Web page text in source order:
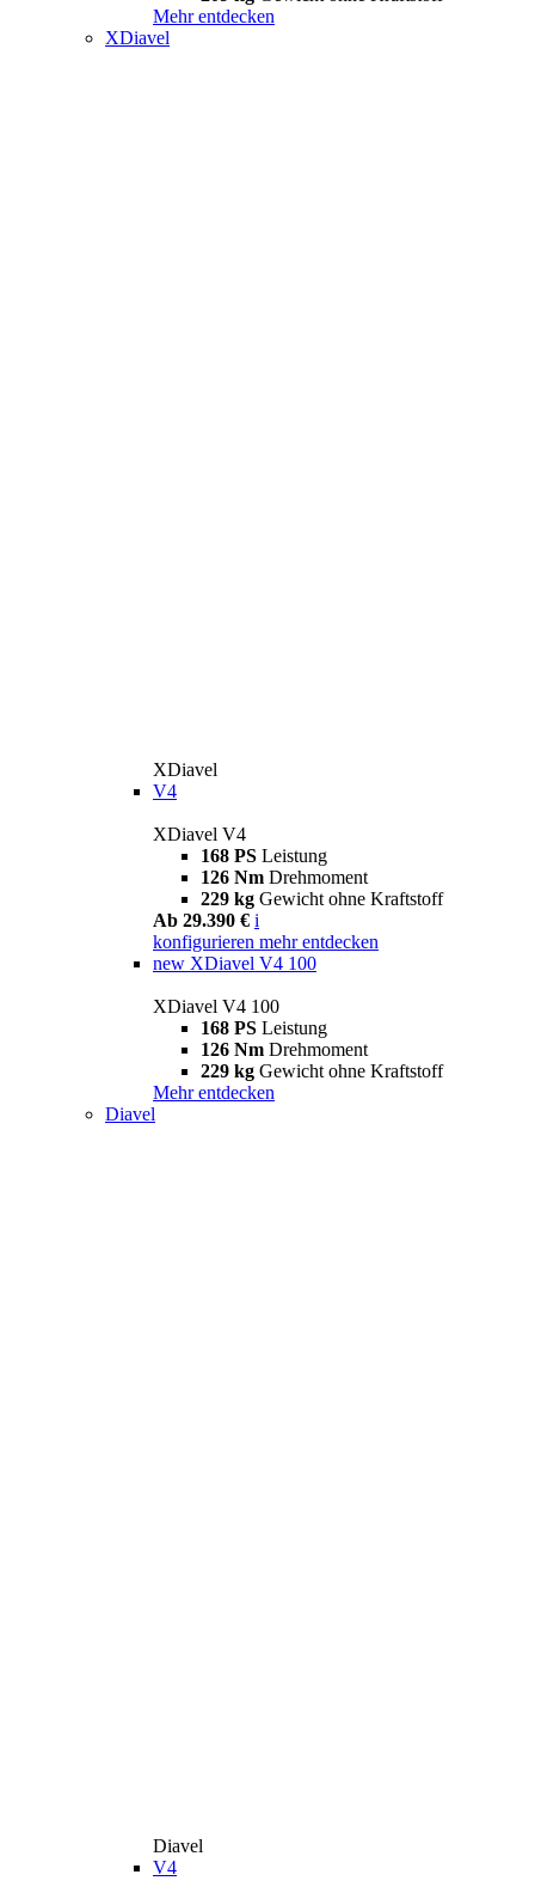
Mehr entdecken
XDiavel
XDiavel
V4
XDiavel V4
168 PS Leistung
126 Nm Drehmoment
229 kg Gewicht ohne Kraftstoff
Ab 29.390 € i
konfigurieren mehr entdecken
new XDiavel V4 100
XDiavel V4 100
168 PS Leistung
126 Nm Drehmoment
229 kg Gewicht ohne Kraftstoff
Mehr entdecken
Diavel
Diavel
V4